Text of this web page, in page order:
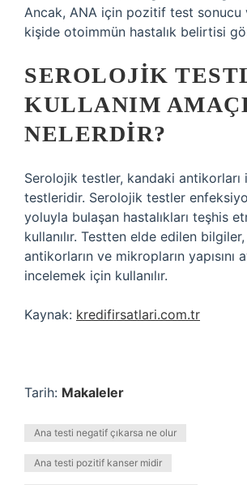
Ancak, ANA için pozitif test sonucu
kişide otoimmün hastalık belirtisi
SEROLOJIK
KULLANIM
NELERDIR?
Serolojik testler, kandaki antikorları
testleridir. Serolojik testler
yoluyla bulaşan hastalıkları teşhis
kullanılır. Testten elde edilen
antikorların ve mikropların yapısını
incelemek için kullanılır.
Kaynak: kredifirsatlari.com.tr
Tarih: Makaleler
Ana testi negatif çıkarsa ne olur
Ana testi pozitif kanser midir